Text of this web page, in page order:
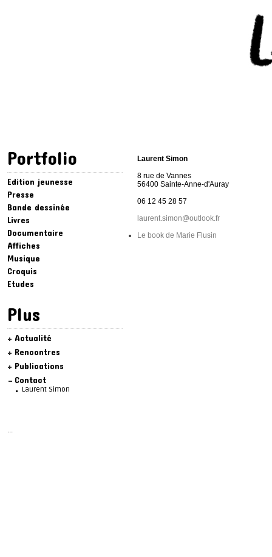
Portfolio
Edition jeunesse
Presse
Bande dessinée
Livres
Documentaire
Affiches
Musique
Croquis
Etudes
Plus
Actualité
Rencontres
Publications
Contact
Laurent Simon
Laurent Simon
8 rue de Vannes
56400 Sainte-Anne-d'Auray
06 12 45 28 57
laurent.simon@outlook.fr
Le book de Marie Flusin
...